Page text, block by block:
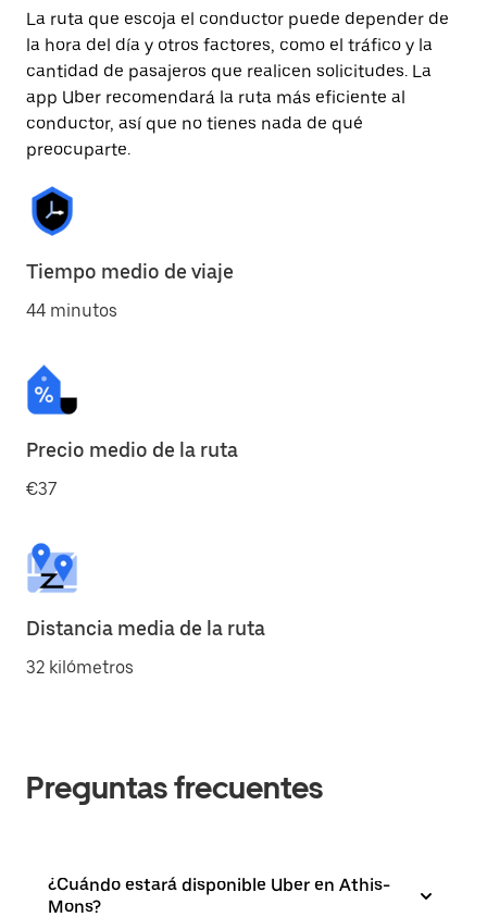
La ruta que escoja el conductor puede depender de
la hora del día y otros factores, como el tráfico y la
cantidad de pasajeros que realicen solicitudes. La
app Uber recomendará la ruta más eficiente al
conductor, así que no tienes nada de qué
preocuparte.
Tiempo medio de viaje
44 minutos
Precio medio de la ruta
€37
Distancia media de la ruta
32 kilómetros
Preguntas frecuentes
¿Cuándo estará disponible Uber en Athis-
Mons?